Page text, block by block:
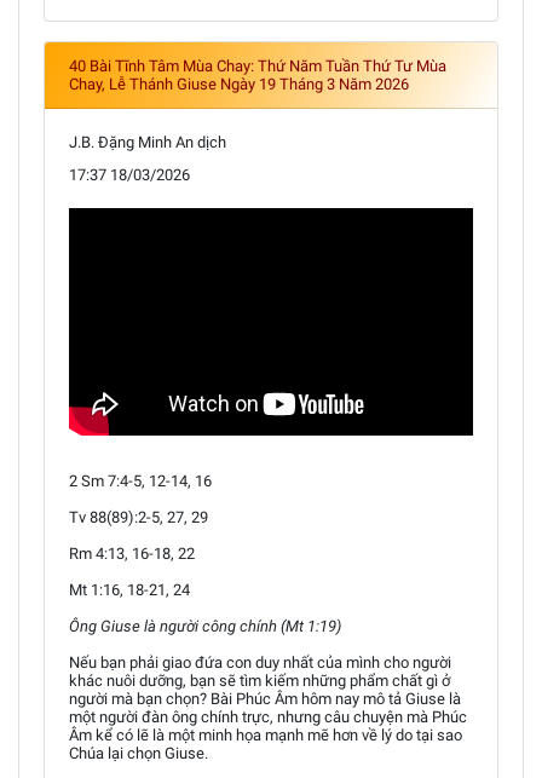
40 Bài Tĩnh Tâm Mùa Chay: Thứ Năm Tuần Thứ Tư Mùa
Chay, Lễ Thánh Giuse Ngày 19 Tháng 3 Năm 2026
J.B. Đặng Minh An dịch
17:37 18/03/2026
2 Sm 7:4-5, 12-14, 16
Tv 88(89):2-5, 27, 29
Rm 4:13, 16-18, 22
Mt 1:16, 18-21, 24
Ông Giuse là người công chính (Mt 1:19)
Nếu bạn phải giao đứa con duy nhất của mình cho người
khác nuôi dưỡng, bạn sẽ tìm kiếm những phẩm chất gì ở
người mà bạn chọn? Bài Phúc Âm hôm nay mô tả Giuse là
một người đàn ông chính trực, nhưng câu chuyện mà Phúc
Âm kể có lẽ là một minh họa mạnh mẽ hơn về lý do tại sao
Chúa lại chọn Giuse.